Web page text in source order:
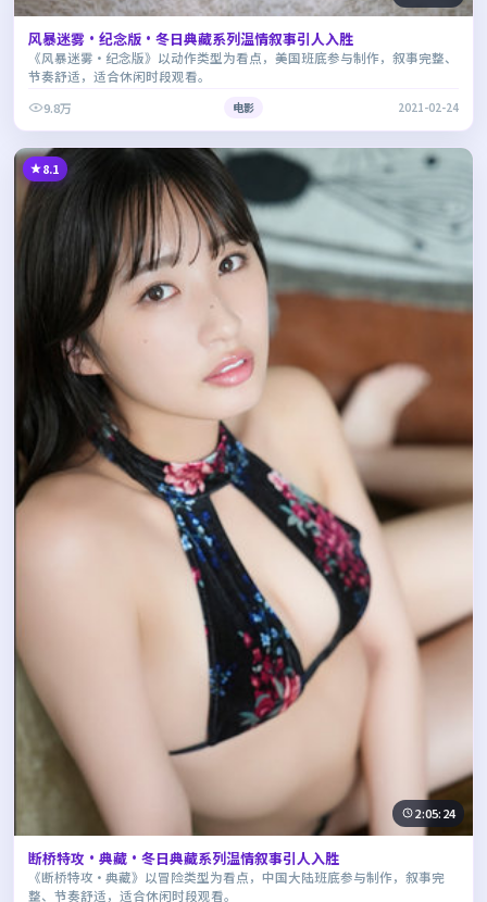
风暴迷雾·纪念版·冬日典藏系列温情叙事引人入胜
《风暴迷雾·纪念版》以动作类型为看点，美国班底参与制作，叙事完整、
节奏舒适，适合休闲时段观看。
9.8万
电影 2021-02-24
8.1
2:05:24
断桥特攻·典藏·冬日典藏系列温情叙事引人入胜
《断桥特攻·典藏》以冒险类型为看点，中国大陆班底参与制作，叙事完
整、节奏舒适，适合休闲时段观看。